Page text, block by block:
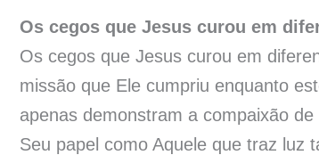
Os cegos que Jesus curou em
Os cegos que Jesus curou em
missão que Ele cumpriu enquanto
apenas demonstram a compaixão
Seu papel como Aquele que traz luz